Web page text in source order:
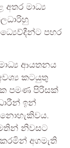
මාධ්‍ය
පහර
මාධ්‍ය ආයතනය
කටයුතු
ක පමණ පිරිසක්
ඉන්
මතින් නිවසට
අගමැති